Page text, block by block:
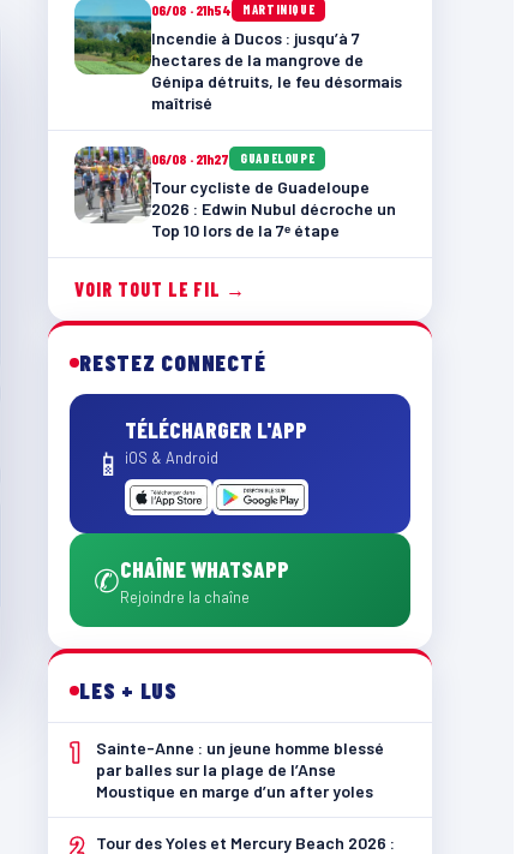
06/08 · 21h54 MARTINIQUE
Incendie à Ducos : jusqu’à 7
hectares de la mangrove de
Génipa détruits, le feu désormais
maîtrisé
06/08 · 21h27 GUADELOUPE
Tour cycliste de Guadeloupe
2026 : Edwin Nubul décroche un
Top 10 lors de la 7ᵉ étape
VOIR TOUT LE FIL →
RESTEZ CONNECTÉ
📱
TÉLÉCHARGER L'APP
iOS & Android
✆CHAÎNE WHATSAPP
Rejoindre la chaîne
LES + LUS
1
Sainte-Anne : un jeune homme blessé
par balles sur la plage de l’Anse
Moustique en marge d’un after yoles
2
Tour des Yoles et Mercury Beach 2026 :